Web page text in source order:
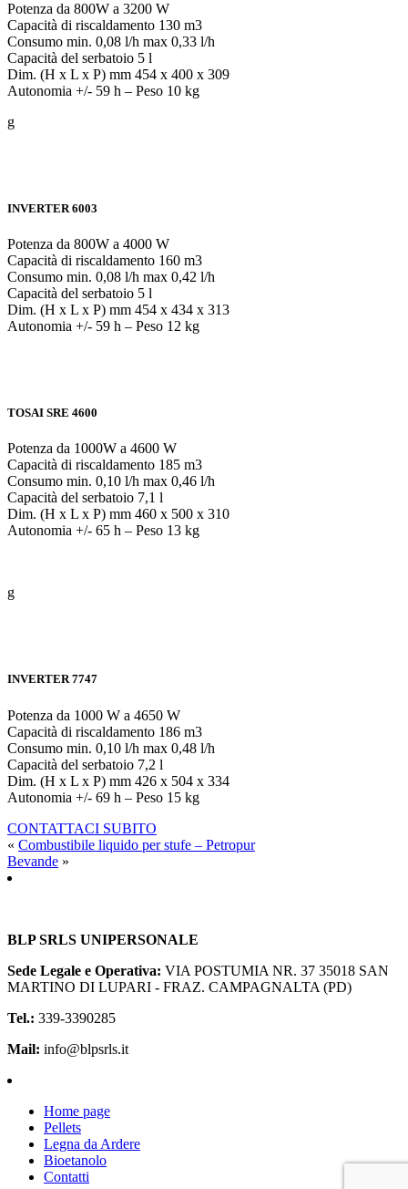
Potenza da 800W a 3200 W
Capacità di riscaldamento 130 m3
Consumo min. 0,08 l/h max 0,33 l/h
Capacità del serbatoio 5 l
Dim. (H x L x P) mm 454 x 400 x 309
Autonomia +/- 59 h – Peso 10 kg
g
INVERTER 6003
Potenza da 800W a 4000 W
Capacità di riscaldamento 160 m3
Consumo min. 0,08 l/h max 0,42 l/h
Capacità del serbatoio 5 l
Dim. (H x L x P) mm 454 x 434 x 313
Autonomia +/- 59 h – Peso 12 kg
TOSAI SRE 4600
Potenza da 1000W a 4600 W
Capacità di riscaldamento 185 m3
Consumo min. 0,10 l/h max 0,46 l/h
Capacità del serbatoio 7,1 l
Dim. (H x L x P) mm 460 x 500 x 310
Autonomia +/- 65 h – Peso 13 kg
g
INVERTER 7747
Potenza da 1000 W a 4650 W
Capacità di riscaldamento 186 m3
Consumo min. 0,10 l/h max 0,48 l/h
Capacità del serbatoio 7,2 l
Dim. (H x L x P) mm 426 x 504 x 334
Autonomia +/- 69 h – Peso 15 kg
CONTATTACI SUBITO
« Combustibile liquido per stufe – Petropur
Bevande »
BLP SRLS UNIPERSONALE
Sede Legale e Operativa: VIA POSTUMIA NR. 37 35018 SAN
MARTINO DI LUPARI - FRAZ. CAMPAGNALTA (PD)
Tel.: 339-3390285
Mail: info@blpsrls.it
Home page
Pellets
Legna da Ardere
Bioetanolo
Contatti